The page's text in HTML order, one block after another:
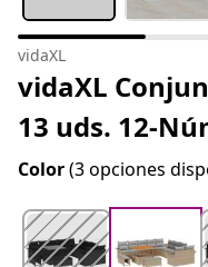
vidaXL
vidaXL
13 uds. 12-
Color(3 opciones